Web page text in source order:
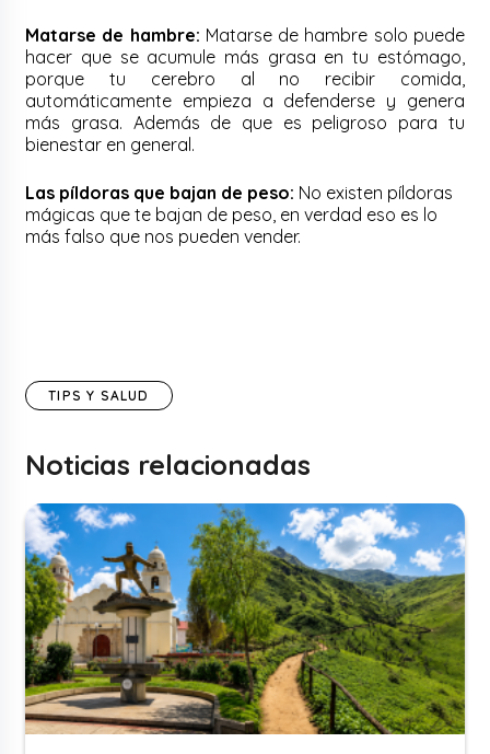
Matarse de hambre: Matarse de hambre solo puede
hacer que se acumule más grasa en tu estómago,
porque tu cerebro al no recibir comida,
automáticamente empieza a defenderse y genera
más grasa. Además de que es peligroso para tu
bienestar en general.
Las píldoras que bajan de peso: No existen píldoras
mágicas que te bajan de peso, en verdad eso es lo
más falso que nos pueden vender.
TIPS Y SALUD
Noticias relacionadas